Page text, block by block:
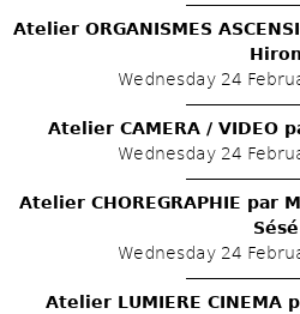
Atelier ORGANISMES
Hiron
Wednesday 24
Atelier CAMERA / VIDEO
Wednesday 24
Atelier CHOREGRAPHIE par
Sésé
Wednesday 24
Atelier LUMIERE CINEMA